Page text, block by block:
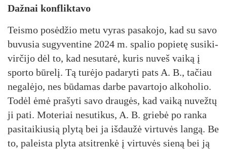
Daž­nai konf­lik­ta­vo
Teis­mo po­sė­džio me­tu vy­ras pa­sa­ko­jo, kad su sa­vo
bu­vu­sia su­gy­ven­ti­ne 2024 m. spa­lio po­pie­tę su­si­ki­
vir­či­jo dėl to, kad ne­su­ta­rė, ku­ris nu­veš vai­ką į
spor­to bū­re­lį. Tą tu­rė­jo pa­da­ry­ti pa­ts A. B., ta­čiau
ne­ga­lė­jo, nes bū­da­mas dar­be pa­var­to­jo al­ko­ho­lio.
To­dėl ėmė pra­šy­ti sa­vo drau­gės, kad vai­ką nu­vež­tų
ji pa­ti. Mo­te­riai ne­su­ti­kus, A. B. grie­bė po ran­ka
pa­si­tai­kiu­sią ply­tą bei ja iš­dau­žė vir­tu­vės lan­gą. Be
to, pa­leis­ta ply­ta at­si­tren­kė į vir­tu­vės sie­ną bei ją